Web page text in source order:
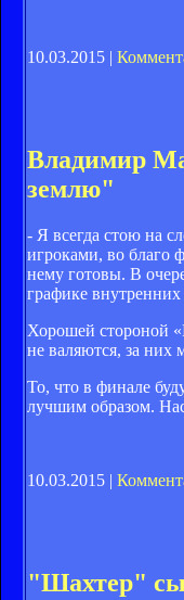
10.03.2015 |
Владимир
землю"
- Я всегда стою на
игроками, во благо
нему готовы. В
графике
Хорошей стороной
не валяются, за них
То, что в финале
лучшим образом.
10.03.2015 |
"Шахтер"